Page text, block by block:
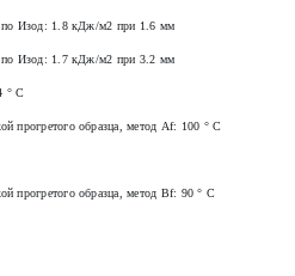
по Изод: 1.8 кДж/м2 при 1.6 мм
по Изод: 1.7 кДж/м2 при 3.2 мм
° С
прогретого образца, метод Af: 100 ° С
прогретого образца, метод Вf: 90 ° С